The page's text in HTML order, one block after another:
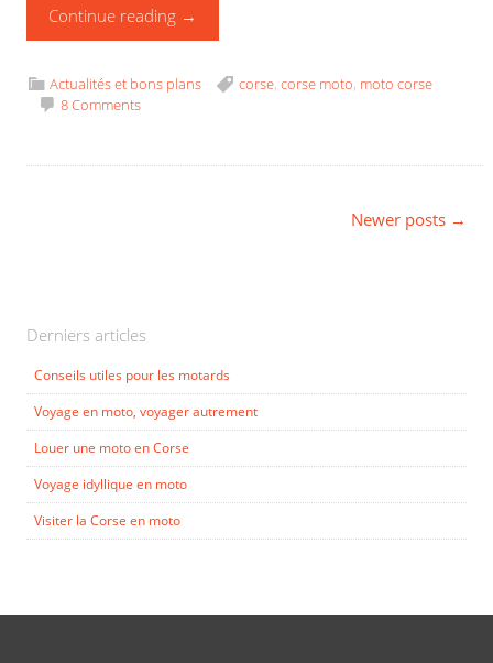
Continue reading →
Actualités et bons plans corse,corse moto, moto corse
8 Comments
Newer posts →
Derniers articles
Conseils utiles pour les motards
Voyage en moto, voyager autrement
Louer une moto en Corse
Voyage idyllique en moto
Visiter la Corse en moto